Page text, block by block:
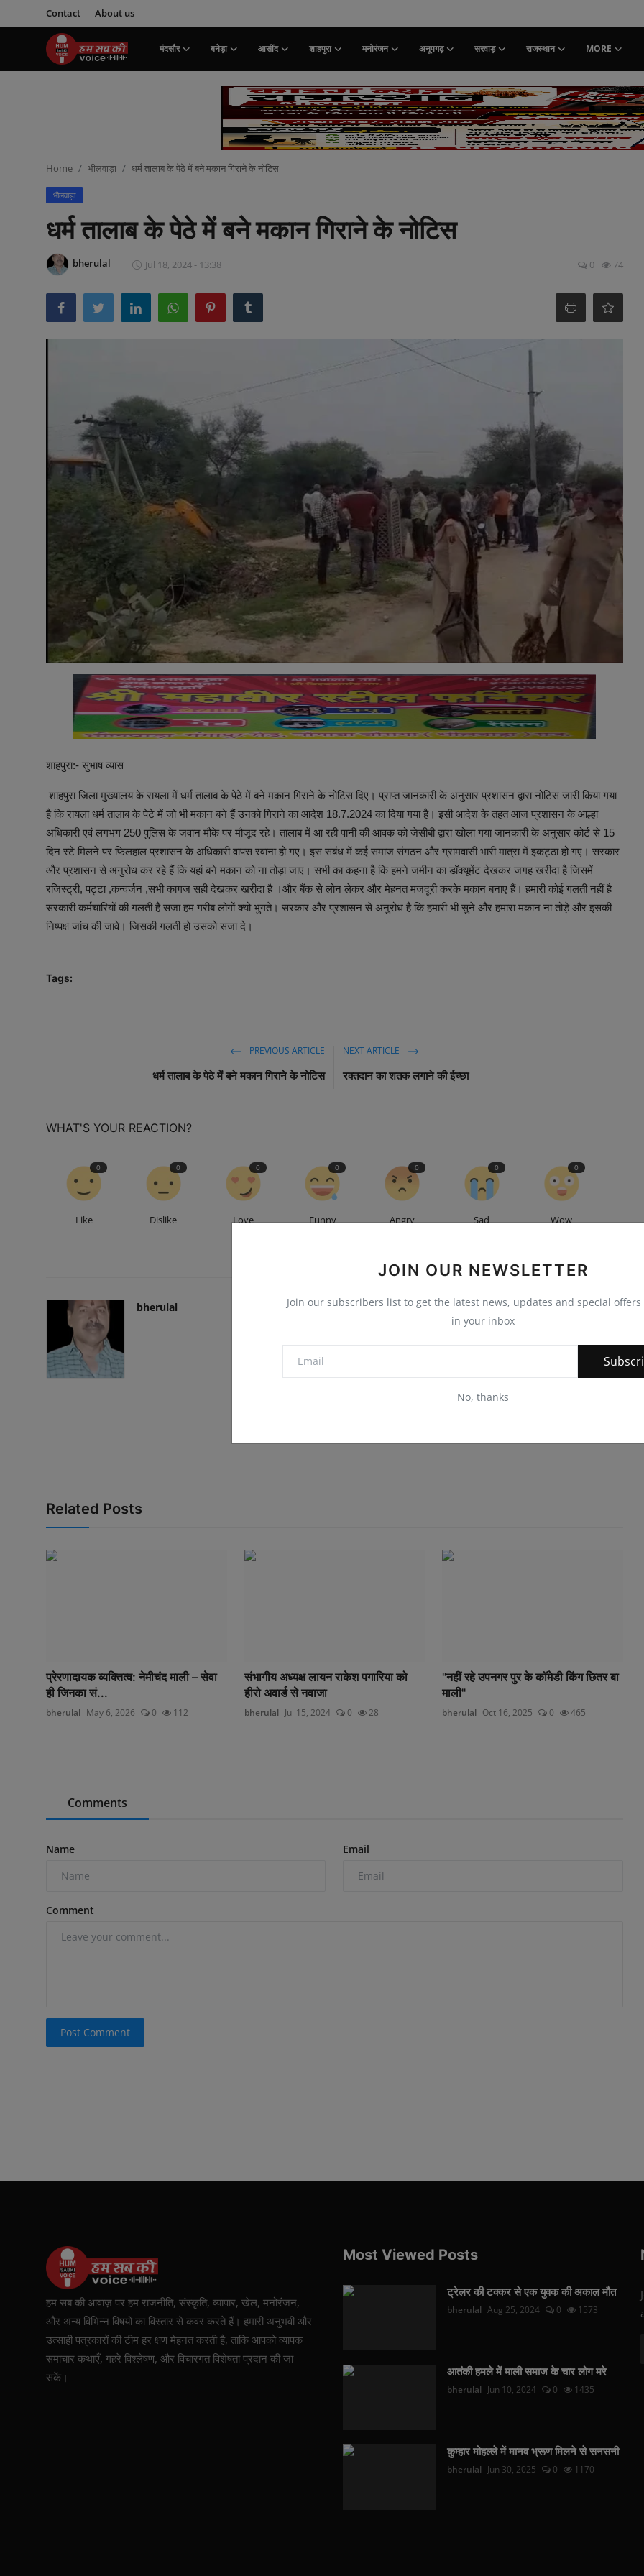
Contact About us
मंदसौर बनेड़ा आसींद शाहपुरा मनोरंजन अनूपगढ़ सरवाड़ राजस्थान MORE
JOIN OUR NEWSLETTER
Join our subscribers list to get the latest news, updates and special
in your inbox
No, thanks
Home भीलवाड़ा धर्म तालाब के पेठे में बने मकान गिराने के नोटिस
भीलवाड़ा
धर्म तालाब के पेठे में बने मकान गिराने के नोटिस
bherulal Jul 18, 2024 - 13:38 0 74
शाहपुरा:- सुभाष व्यास
शाहपुरा जिला मुख्यालय के रायला में धर्म तालाब के पेठे में बने मकान गिराने के नोटिस दिए। प्राप्त जानकारी के अनुसार प्रशासन द्वारा नोटिस जारी किया गया
है कि रायला धर्म तालाब के पेटे में जो भी मकान बने हैं उनको गिराने का आदेश 18.7.2024 का दिया गया है। इसी आदेश के तहत आज प्रशासन के आल्हा
अधिकारी एवं लगभग 250 पुलिस के जवान मौके पर मौजूद रहे। तालाब में आ रही पानी की आवक को जेसीबी द्वारा खोला गया जानकारी के अनुसार कोर्ट से 15
दिन स्टे मिलने पर फिलहाल प्रशासन के अधिकारी वापस रवाना हो गए। इस संबंध में कई समाज संगठन और ग्रामवासी भारी मात्रा में इकट्ठा हो गए। सरकार
और प्रशासन से अनुरोध कर रहे हैं कि यहां बने मकान को ना तोड़ा जाए। सभी का कहना है कि हमने जमीन का डॉक्यूमेंट देखकर जगह खरीदा है जिसमें
रजिस्ट्री, पट्टा ,कन्वर्जन ,सभी कागज सही देखकर खरीदा है ।और बैंक से लोन लेकर और मेहनत मजदूरी करके मकान बनाए हैं। हमारी कोई गलती नहीं है
सरकारी कर्मचारियों की गलती है सजा हम गरीब लोगों क्यो भुगते। सरकार और प्रशासन से अनुरोध है कि हमारी भी सुने और हमारा मकान ना तोड़े और इसकी
निष्पक्ष जांच की जावे। जिसकी गलती हो उसको सजा दे।
Tags:
PREVIOUS ARTICLE
धर्म तालाब के पेठे में बने मकान गिराने के नोटिस
NEXT ARTICLE
रक्तदान का शतक लगाने की ईच्छा
WHAT'S YOUR REACTION?
0
Like
0
Dislike
0
Love
0
Funny
0
Angry
0
Sad
0
Wow
bherulal
Related Posts
प्रेरणादायक व्यक्तित्व: नेमीचंद माली – सेवा
ही जिनका सं...
bherulal May 6, 2026 0 112
संभागीय अध्यक्ष लायन राकेश पगारिया को
हीरो अवार्ड से नवाजा
bherulal Jul 15, 2024 0 28
"नहीं रहे उपनगर पुर के कॉमेडी किंग छितर बा
माली"
bherulal Oct 16, 2025 0 465
Comments
Name Email
Comment
Post Comment
हम सब की आवाज़ पर हम राजनीति, संस्कृति, व्यापार, खेल, मनोरंजन,
और अन्य विभिन्न विषयों का विस्तार से कवर करते हैं। हमारी अनुभवी और
उत्साही पत्रकारों की टीम हर क्षण मेहनत करती है, ताकि आपको व्यापक
समाचार कथाएँ, गहरे विश्लेषण, और विचारगत विशेषता प्रदान की जा
सकें।
Most Viewed Posts
ट्रेलर की टक्कर से एक युवक की अकाल मौत
bherulal Aug 25, 2024 0 1573
आतंकी हमले में माली समाज के चार लोग मरे
bherulal Jun 10, 2024 0 1435
कुम्हार मोहल्ले में मानव भ्रूण मिलने से सनसनी
bherulal Jun 30, 2025 0 1170